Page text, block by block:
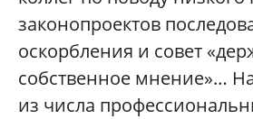
законопроектов
оскорбления и совет
собственное мнение»…
из числа